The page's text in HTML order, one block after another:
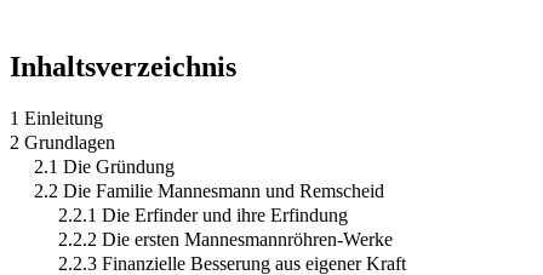
Inhaltsverzeichnis
1 Einleitung
2 Grundlagen
2.1 Die Gründung
2.2 Die Familie Mannesmann und Remscheid
2.2.1 Die Erfinder und ihre Erfindung
2.2.2 Die ersten Mannesmannröhren-Werke
2.2.3 Finanzielle Besserung aus eigener Kraft